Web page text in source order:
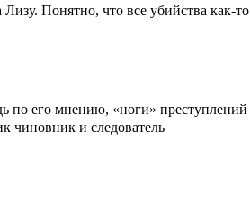
Понятно, что все убийства как-то
по его мнению, «ноги» преступлений
чиновник и следователь